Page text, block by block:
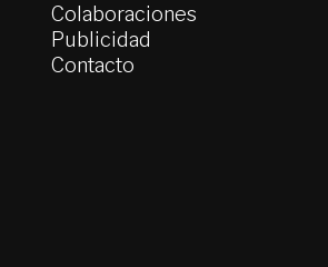
Colaboraciones
Publicidad
Contacto